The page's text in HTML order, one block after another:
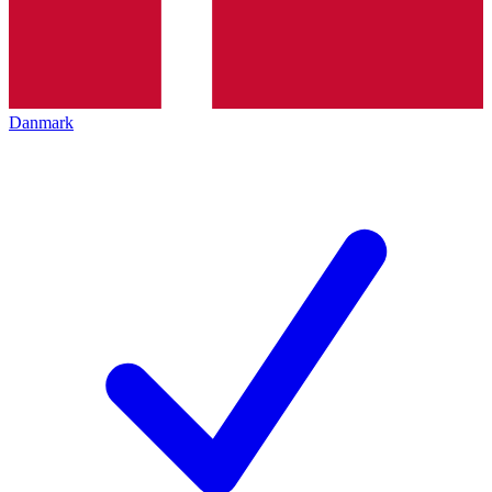
Danmark